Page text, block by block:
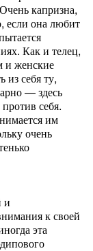
капризна,
если она любит
Как и телец,
и женские
из себя ту,
— здесь
себя.
им
очень
и
к своей
эта